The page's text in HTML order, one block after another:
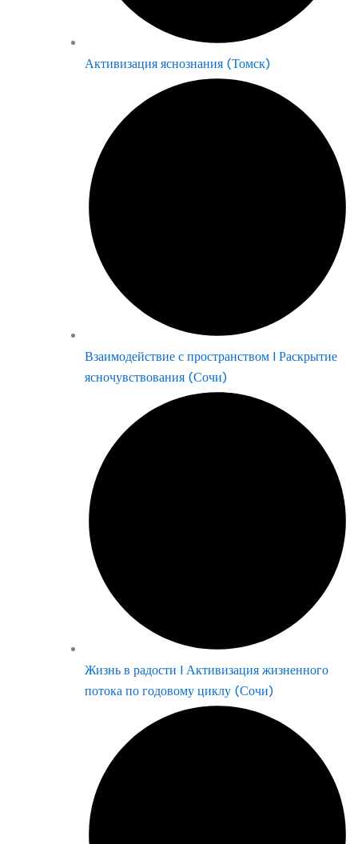
Активизация яснознания (Томск)
Взаимодействие с пространством | Раскрытие
ясночувствования (Сочи)
Жизнь в радости | Активизация жизненного
потока по годовому циклу (Сочи)